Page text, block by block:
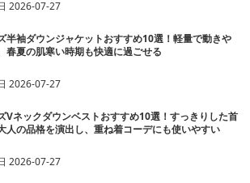
2026-07-27
半袖ダウンジャケットおすすめ10選！軽量で動きや
春夏の肌寒い時期も快適に過ごせる
2026-07-27
Vネックダウンベストおすすめ10選！すっきりした首
人の品格を演出し、重ね着コーデにも使いやすい
2026-07-27